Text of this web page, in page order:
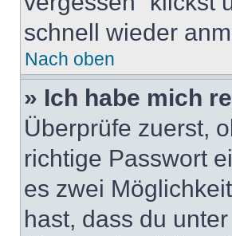
schnell wieder
Nach oben
» Ich habe mich
Überprüfe zuerst,
richtige Passwort
es zwei
hast, dass du